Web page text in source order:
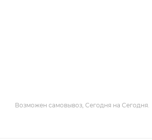
Возможен самовывоз, Сегодня на Сегодня.